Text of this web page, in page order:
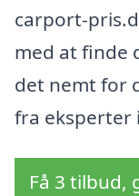
carport-
med at finde
det nemt for
fra eksperter
Få 3 tilbud,